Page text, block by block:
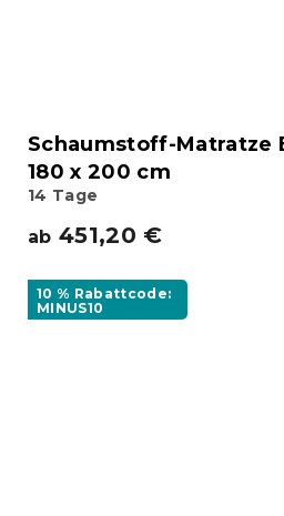
Schaumstoff-Matratze
180 x 200 cm
14 Tage
ab 451,20 €
10 % Rabattcode:
MINUS10